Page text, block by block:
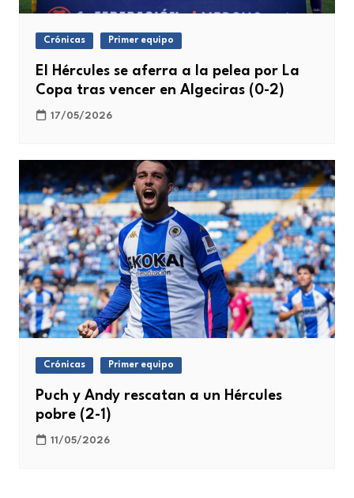
Crónicas Primer equipo
El Hércules se aferra a la pelea por La
Copa tras vencer en Algeciras (0-2)
17/05/2026
Crónicas Primer equipo
Puch y Andy rescatan a un Hércules
pobre (2-1)
11/05/2026